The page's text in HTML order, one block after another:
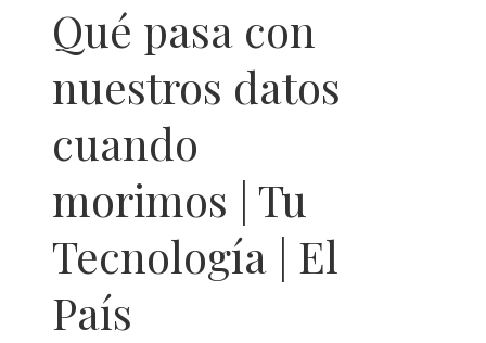
Qué pasa con
nuestros datos
cuando
morimos | Tu
Tecnología | El
País